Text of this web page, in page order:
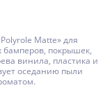
Matte» для
покрышек,
винила, пластика и
оседанию пыли